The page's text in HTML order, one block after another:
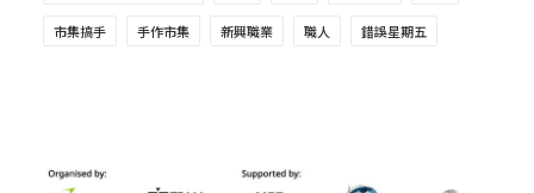
市集搞手 手作市集 新興職業 職人 錯誤星期五